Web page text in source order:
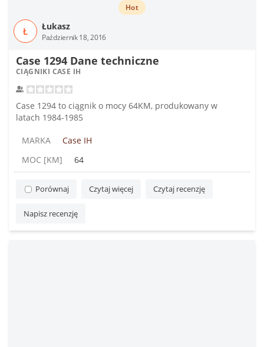
Ł Łukasz
Październik 18, 2016
Hot
Case 1294 Dane techniczne
CIĄGNIKI CASE IH
Case 1294 to ciągnik o mocy 64KM, produkowany w
latach 1984-1985
MARKA
Case IH
MOC [KM]
64
Porównaj Czytaj więcej Czytaj recenzję
Napisz recenzję